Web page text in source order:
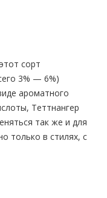
сорт
3% — 6%)
ароматного
Теттнангер
так же и для
только в стилях, с